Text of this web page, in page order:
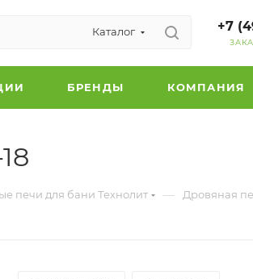
Каталог +7
БРЕНДЫ КОМПАНИЯ
печи для бани Технолит — Дровяная